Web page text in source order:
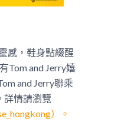
感，鞋身點綴醒
Tom and Jerry嬉
and Jerry聯乘
詳情請瀏覽
）。